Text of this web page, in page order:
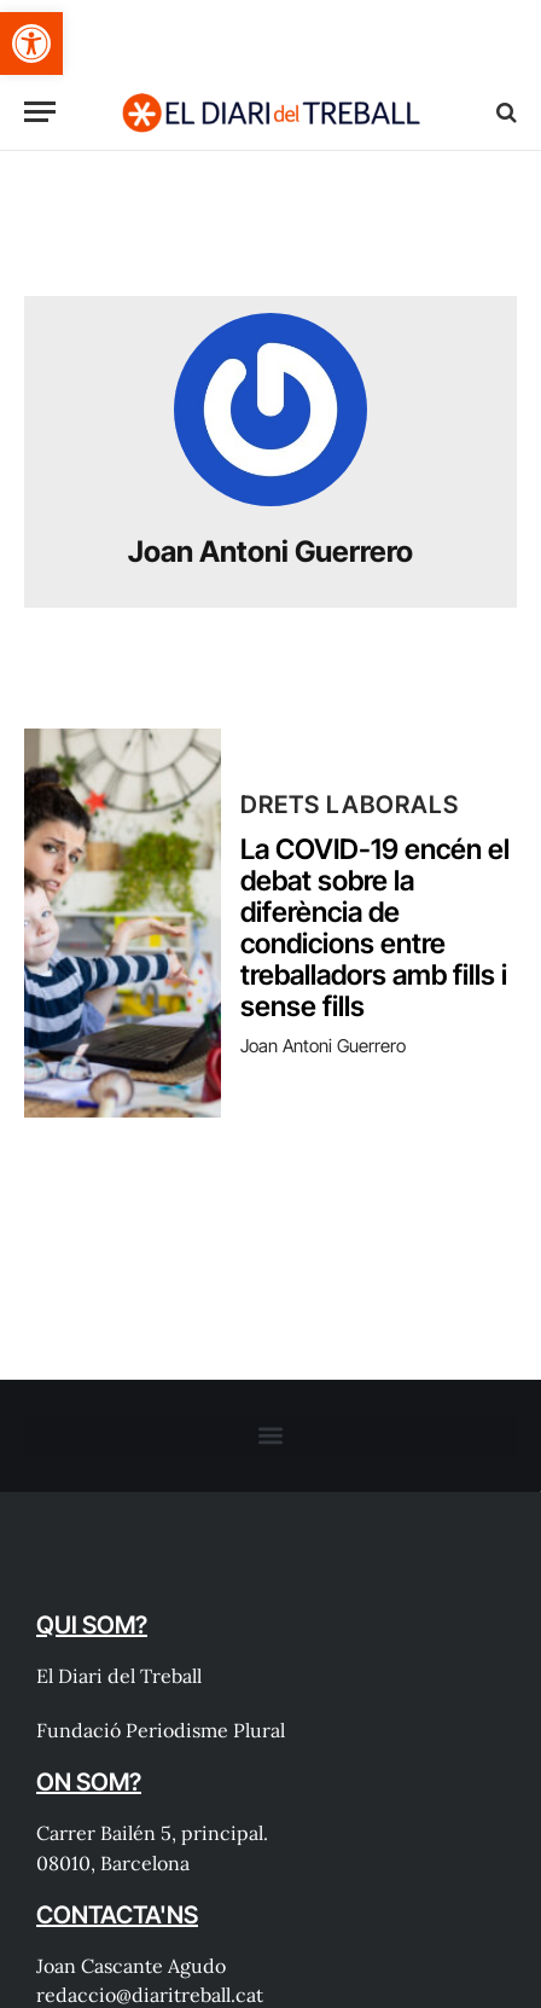
Obre la barra d'eines
Joan Antoni Guerrero
DRETS LABORALS
La COVID-19 encén el
debat sobre la
diferència de
condicions entre
treballadors amb fills i
sense fills
Joan Antoni Guerrero
QUI SOM?
El Diari del Treball
Fundació Periodisme Plural
ON SOM?
Carrer Bailén 5, principal.
08010, Barcelona
CONTACTA'NS
Joan Cascante Agudo
redaccio@diaritreball.cat